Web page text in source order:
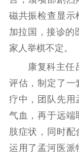
磁共振检查显示
加拉国，接诊的
家人举棋不定。
康复科主任吕
评估，制定了一
疗中，团队先用
气血，再于远端
肢症状，同时
运用了孟河医派